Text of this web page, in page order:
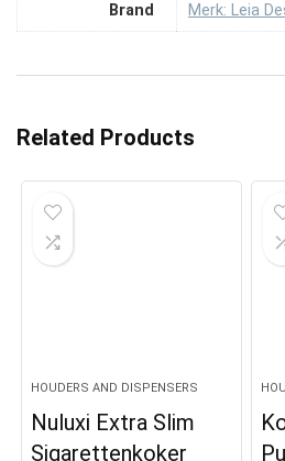
Brand Merk: Leia
Related Products
HOUDERS AND DISPENSERS
Nuluxi Extra Slim
Sigarettenkoker